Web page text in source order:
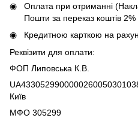
Оплата при отриманні
Пошти за переказ коштів
Кредитною карткою на
Реквізити для оплати:
ФОП Липовська К.В.
Київ
МФО 305299